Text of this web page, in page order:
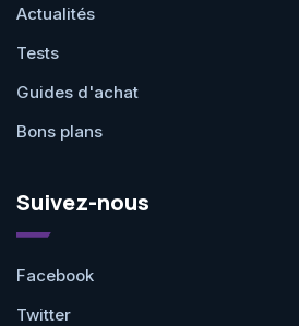
Actualités
Tests
Guides d'achat
Bons plans
Suivez-nous
Facebook
Twitter